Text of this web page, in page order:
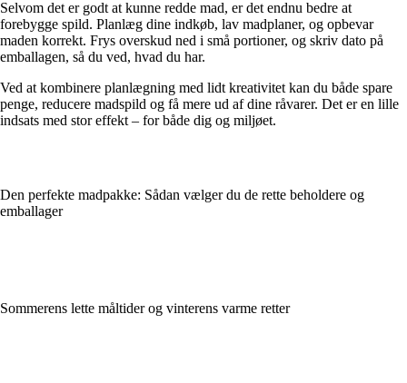
Selvom det er godt at kunne redde mad, er det endnu bedre at
forebygge spild. Planlæg dine indkøb, lav madplaner, og opbevar
maden korrekt. Frys overskud ned i små portioner, og skriv dato på
emballagen, så du ved, hvad du har.
Ved at kombinere planlægning med lidt kreativitet kan du både spare
penge, reducere madspild og få mere ud af dine råvarer. Det er en lille
indsats med stor effekt – for både dig og miljøet.
Den perfekte madpakke: Sådan vælger du de rette beholdere og
emballager
Sommerens lette måltider og vinterens varme retter